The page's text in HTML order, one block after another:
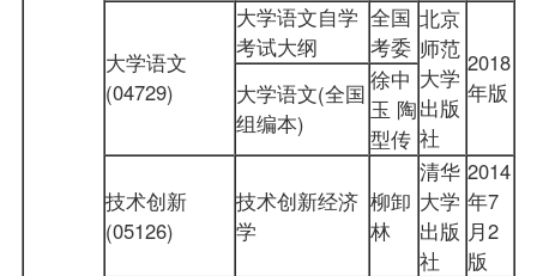
大学语文
(04729)
大学语文自学
考试大纲
全国
考委
北京
师范
大学
出版
社
2018
年版
大学语文(全国
组编本)
徐中
玉 陶
型传
技术创新
(05126)
技术创新经济
学
柳卸
林
清华
大学
出版
社
2014
年7
月2
版